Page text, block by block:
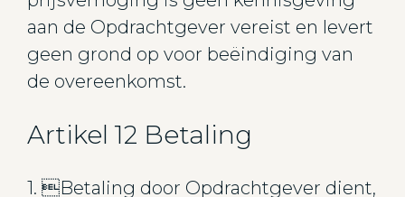
aan de Opdrachtgever vereist en levert
geen grond op voor beëindiging van
de overeenkomst.
Artikel 12 Betaling
1. Betaling door Opdrachtgever dient,